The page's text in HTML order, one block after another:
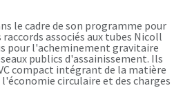
le cadre de son programme pour
associés aux tubes Nicoll
pour l'acheminement gravitaire
publics d'assainissement. Ils
compact intégrant de la matière
l'économie circulaire et des charges